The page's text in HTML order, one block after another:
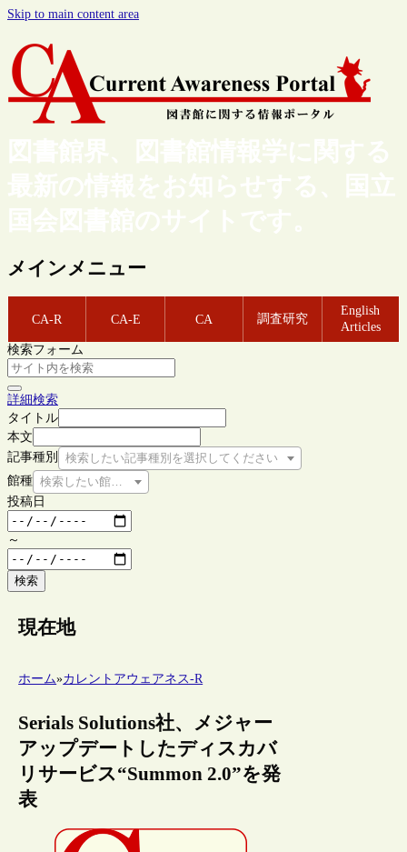
Skip to main content area
図書館界、図書館情報学に関する
最新の情報をお知らせする、国立
国会図書館のサイトです。
メインメニュー
CA-R CA-E CA 調査研究
English
Articles
検索フォーム
詳細検索
タイトル
本文
記事種別
検索したい記事種別を選択してください
館種 検索したい館種を選択してください
投稿日
～
検索
現在地
ホーム»カレントアウェアネス-R
Serials Solutions社、メジャー
アップデートしたディスカバ
リサービス“Summon 2.0”を発
表